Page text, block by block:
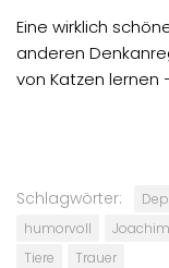
Eine wirklich
anderen
von Katzen lernen
Schlagwörter:
humorvoll
Tiere
Trauer